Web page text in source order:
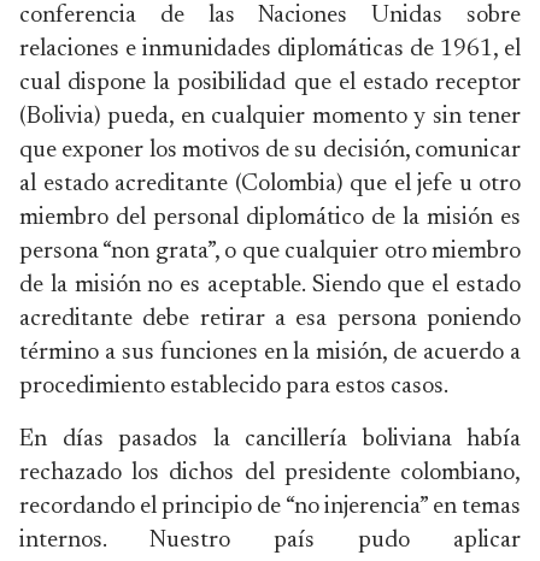
conferencia de las Naciones Unidas sobre
relaciones e inmunidades diplomáticas de 1961, el
cual dispone la posibilidad que el estado receptor
(Bolivia) pueda, en cualquier momento y sin tener
que exponer los motivos de su decisión, comunicar
al estado acreditante (Colombia) que el jefe u otro
miembro del personal diplomático de la misión es
persona “non grata”, o que cualquier otro miembro
de la misión no es aceptable. Siendo que el estado
acreditante debe retirar a esa persona poniendo
término a sus funciones en la misión, de acuerdo a
procedimiento establecido para estos casos.
En días pasados la cancillería boliviana había
rechazado los dichos del presidente colombiano,
recordando el principio de “no injerencia” en temas
internos. Nuestro país pudo aplicar